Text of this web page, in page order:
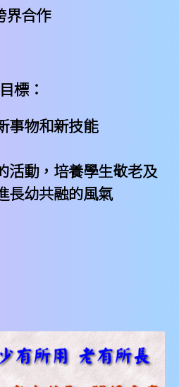
界合作
目標：
事物和新技能
活動，培養學生敬老及
長幼共融的風氣